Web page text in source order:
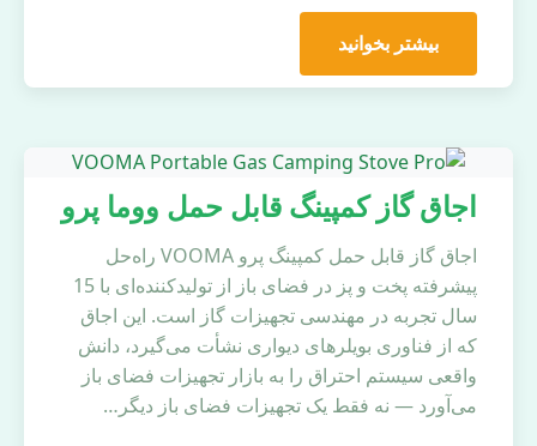
بیشتر بخوانید
اجاق گاز کمپینگ قابل حمل ووما پرو
اجاق گاز قابل حمل کمپینگ پرو VOOMA راه‌حل
پیشرفته پخت و پز در فضای باز از تولیدکننده‌ای با 15
سال تجربه در مهندسی تجهیزات گاز است. این اجاق
که از فناوری بویلرهای دیواری نشأت می‌گیرد، دانش
واقعی سیستم احتراق را به بازار تجهیزات فضای باز
می‌آورد — نه فقط یک تجهیزات فضای باز دیگر…